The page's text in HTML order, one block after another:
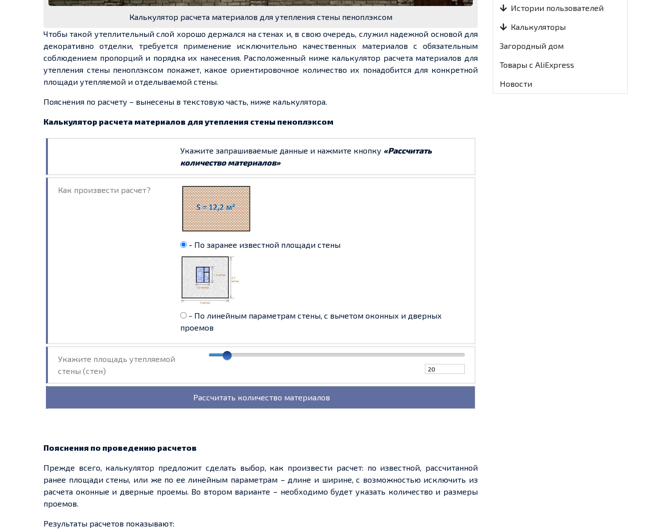
Калькулятор расчета материалов для утепления стены пеноплэксом
Чтобы такой утеплительный слой хорошо держался на стенах и, в свою очередь, служил надежной основой для
декоративно отделки, требуется применение исключительно качественных материалов с обязательным
соблюдением пропорций и порядка их нанесения. Расположенный ниже калькулятор расчета материалов для
утепления стены пеноплэксом покажет, какое ориентировочное количество их понадобится для конкретной
площади утепляемой и отделываемой стены.
Пояснения по расчету – вынесены в текстовую часть, ниже калькулятора.
Калькулятор расчета материалов для утепления стены пеноплэксом
Укажите запрашиваемые данные и нажмите кнопку «Рассчитать
количество материалов»
Как произвести расчет?
- По заранее известной площади стены
- По линейным параметрам стены, с вычетом оконных и дверных
проемов
Укажите площадь утепляемой
стены (стен)
Пояснения по проведению расчетов
Прежде всего, калькулятор предложит сделать выбор, как произвести расчет: по известной, рассчитанной
ранее площади стены, или же по ее линейным параметрам – длине и ширине, с возможностью исключить из
расчета оконные и дверные проемы. Во втором варианте – необходимо будет указать количество и размеры
проемов.
Результаты расчетов показывают:
Истории пользователей
Калькуляторы
Загородный дом
Товары с AliExpress
Новости